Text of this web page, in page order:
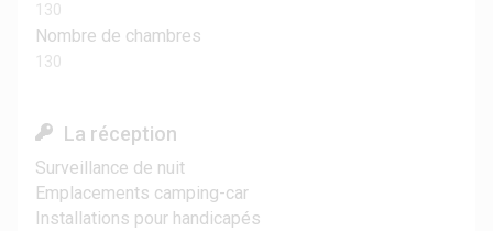
130
Nombre de chambres
130
La réception
Surveillance de nuit
Emplacements camping-car
Installations pour handicapés